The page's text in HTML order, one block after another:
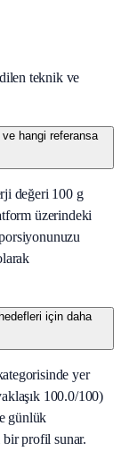
teknik ve
hangi referansa
değeri 100 g
üzerindeki
için daha
yer
100.0/100)
günlük
bir profil sunar.